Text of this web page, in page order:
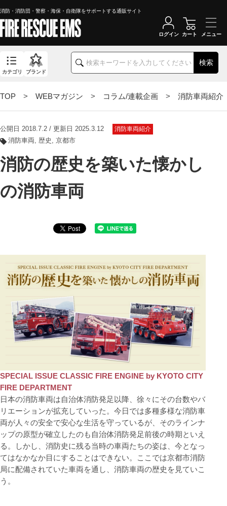
消防・消防団・警察・海保・自衛隊をサポートする通販サイト
検索
カテゴリ ブランド
ログイン カート
TOP > WEBマガジン > コラム/連載企画 > 消防車両紹介
公開日 2018.7.2 / 更新日 2025.3.12 消防車両紹介
消防車両 歴史 京都市
消防の歴史を築いた懐かし
の消防車両
SPECIAL ISSUE CLASSIC FIRE ENGINE by KYOTO CITY
FIRE DEPARTMENT
日本の消防車両は自治体消防発足以降、徐々にその台数やバ
リエーションが拡充していった。今日では多種多様な消防車
両が人々の安全で安心な生活を守っているが、そのラインナ
ップの原型が確立したのも自治体消防発足前後の時期といえ
る。しかし、消防史に残る当時の車両たちの姿は、今となっ
てはなかなか目にすることはできない。ここでは京都市消防
局に配備されていた車両を通し、消防車両の歴史を見ていこ
う。